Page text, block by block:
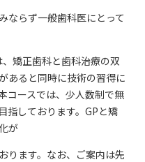
ならず一般歯科医にとって
矯正歯科と歯科治療の双
あると同時に技術の習得に
コースでは、少人数制で無
指しております。GPと矯
が
ります。なお、ご案内は先